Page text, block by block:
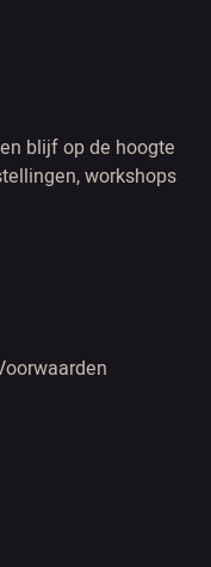
blijf op de hoogte
workshops